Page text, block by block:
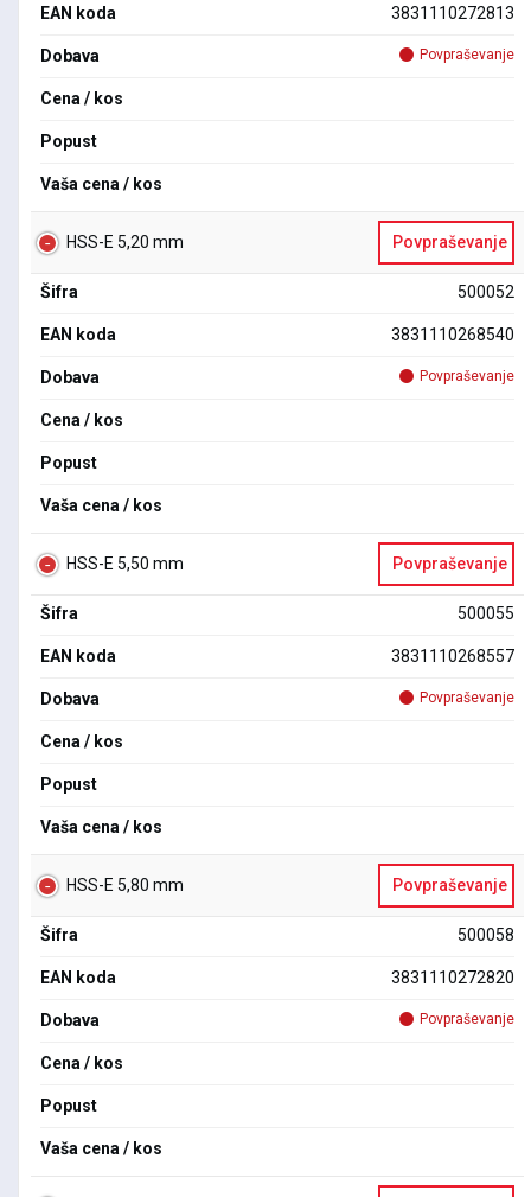
EAN koda 3831110272813
Dobava Povpraševanje
Cena / kos
Popust
Vaša cena / kos
HSS-E 5,20 mm Povpraševanje
Šifra 500052
EAN koda 3831110268540
Dobava Povpraševanje
Cena / kos
Popust
Vaša cena / kos
HSS-E 5,50 mm Povpraševanje
Šifra 500055
EAN koda 3831110268557
Dobava Povpraševanje
Cena / kos
Popust
Vaša cena / kos
HSS-E 5,80 mm Povpraševanje
Šifra 500058
EAN koda 3831110272820
Dobava Povpraševanje
Cena / kos
Popust
Vaša cena / kos